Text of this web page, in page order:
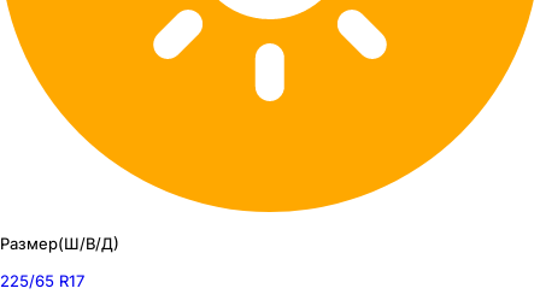
Размер(Ш/В/Д)
225/65 R17